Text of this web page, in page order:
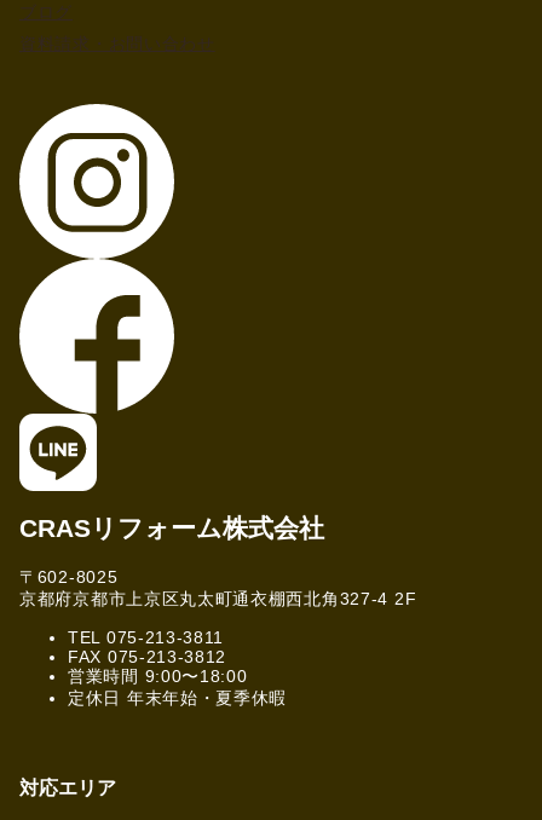
ブログ
資料請求・お問い合わせ
CRASリフォーム株式会社
〒602-8025
京都府京都市上京区丸太町通衣棚西北角327-4 2F
TEL 075-213-3811
FAX 075-213-3812
営業時間 9:00〜18:00
定休日 年末年始・夏季休暇
対応エリア